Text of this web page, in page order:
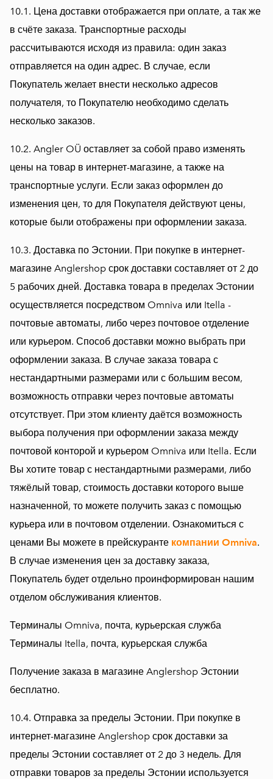
10.1. Цена доставки отображается при оплате, а так же
в счёте заказа. Транспортные расходы
рассчитываются исходя из правила: один заказ
отправляется на один адрес. В случае, если
Покупатель желает внести несколько адресов
получателя, то Покупателю необходимо сделать
несколько заказов.
10.2. Angler OÜ оставляет за собой право изменять
цены на товар в интернет-магазине, а также на
транспортные услуги. Если заказ оформлен до
изменения цен, то для Покупателя действуют цены,
которые были отображены при оформлении заказа.
10.3. Доставка по Эстонии. При покупке в интернет-
магазине Anglershop срок доставки составляет от 2 до
5 рабочих дней. Доставка товара в пределах Эстонии
осуществляется посредством Omniva или Itella -
почтовые автоматы, либо через почтовое отделение
или курьером. Способ доставки можно выбрать при
оформлении заказа. В случае заказа товара с
нестандартными размерами или с большим весом,
возможность отправки через почтовые автоматы
отсутствует. При этом клиенту даётся возможность
выбора получения при оформлении заказа между
почтовой конторой и курьером Omniva или Itella. Если
Вы хотите товар с нестандартными размерами, либо
тяжёлый товар, стоимость доставки которого выше
назначенной, то можете получить заказ с помощью
курьера или в почтовом отделении. Ознакомиться с
ценами Вы можете в прейскуранте компании Omniva.
В случае изменения цен за доставку заказа,
Покупатель будет отдельно проинформирован нашим
отделом обслуживания клиентов.
Терминалы Omniva, почта, курьерская служба
Терминалы Itella, почта, курьерская служба
Получение заказа в магазине Anglershop Эстонии
бесплатно.
10.4. Отправка за пределы Эстонии. При покупке в
интернет-магазине Anglershop срок доставки за
пределы Эстонии составляет от 2 до 3 недель. Для
отправки товаров за пределы Эстонии используется